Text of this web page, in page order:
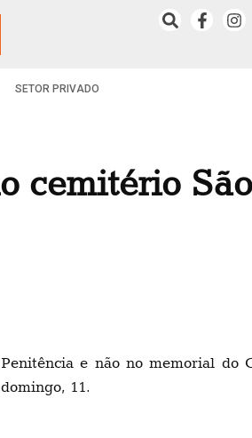
SETOR PRIVADO
cemitério
e não no memorial do
11.